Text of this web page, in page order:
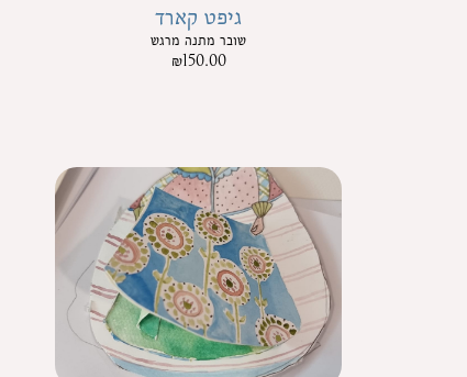
גיפט קארד
שובר מתנה מרגש
₪150.00